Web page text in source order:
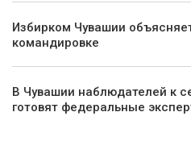
Избирком Чувашии
командировке
В Чувашии наблюдателей к
готовят федеральные